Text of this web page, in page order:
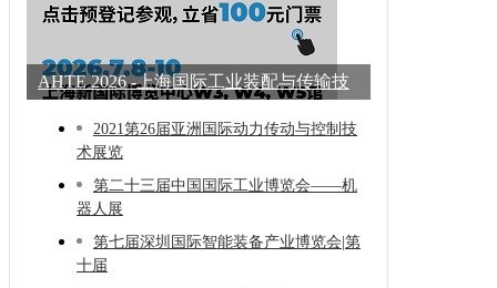
AHTE 2026 -上海国际工业装配与传输技
2021第26届亚洲国际动力传动与控制技
术展览
第二十三届中国国际工业博览会——机
器人展
第七届深圳国际智能装备产业博览会|第
十届